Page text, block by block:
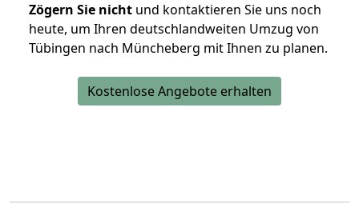
Zögern Sie nicht und kontaktieren Sie uns noch
heute, um Ihren deutschlandweiten Umzug von
Tübingen nach Müncheberg mit Ihnen zu planen.
Kostenlose Angebote erhalten